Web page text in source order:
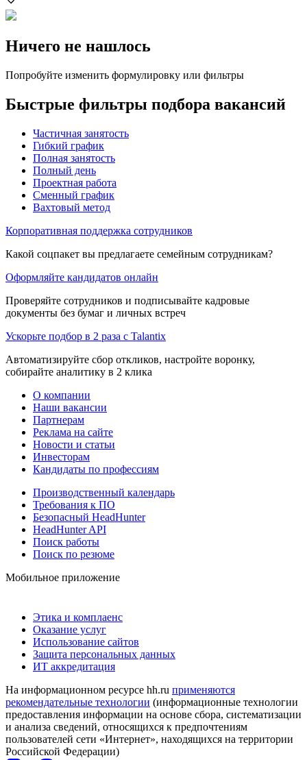
Ничего не нашлось
Попробуйте изменить формулировку или фильтры
Быстрые фильтры подбора вакансий
Частичная занятость
Гибкий график
Полная занятость
Полный день
Проектная работа
Сменный график
Вахтовый метод
Корпоративная поддержка сотрудников
Какой соцпакет вы предлагаете семейным сотрудникам?
Оформляйте кандидатов онлайн
Проверяйте сотрудников и подписывайте кадровые
документы без бумаг и личных встреч
Ускорьте подбор в 2 раза с Talantix
Автоматизируйте сбор откликов, настройте воронку,
собирайте аналитику в 2 клика
О компании
Наши вакансии
Партнерам
Реклама на сайте
Новости и статьи
Инвесторам
Кандидаты по профессиям
Производственный календарь
Требования к ПО
Безопасный HeadHunter
HeadHunter API
Поиск работы
Поиск по резюме
Мобильное приложение
Этика и комплаенс
Оказание услуг
Использование сайтов
Защита персональных данных
ИТ аккредитация
На информационном ресурсе hh.ru применяются
рекомендательные технологии (информационные технологии
предоставления информации на основе сбора, систематизации
и анализа сведений, относящихся к предпочтениям
пользователей сети «Интернет», находящихся на территории
Российской Федерации)